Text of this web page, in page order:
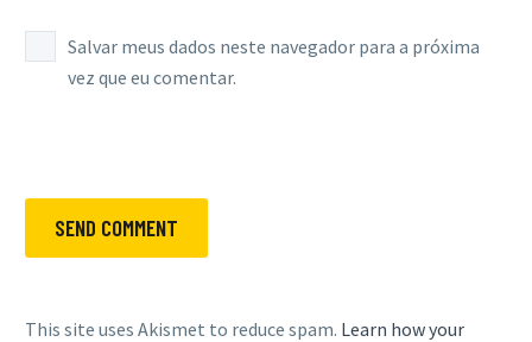
Salvar meus dados neste navegador para a próxima
vez que eu comentar.
SEND COMMENT
This site uses Akismet to reduce spam. Learn how your